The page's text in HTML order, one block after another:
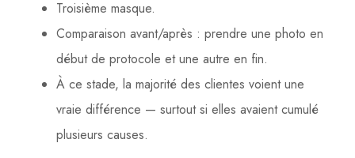
Troisième masque.
Comparaison avant/après : prendre une photo en
début de protocole et une autre en fin.
À ce stade, la majorité des clientes voient une
vraie différence — surtout si elles avaient cumulé
plusieurs causes.